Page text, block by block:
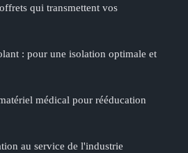
qui transmettent vos
: pour une isolation optimale et
médical pour rééducation
au service de l'industrie